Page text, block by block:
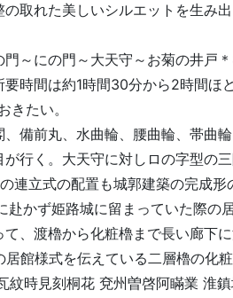
取れた美しいシルエットを生み
～にの門～大天守～お菊の井戸
時間は約1時間30分から2時間ほ
たい。
備前丸、水曲輪、腰曲輪、帯曲
行く。大天守に対しロの字型の
連立式の配置も城郭建築の完成
かず姫路城に留まっていた際の
、渡櫓から化粧櫓まで長い廊下
館様式を伝えている二層櫓の化粧
紋時見刻桐花 兗州曽啓阿瞞業 淮